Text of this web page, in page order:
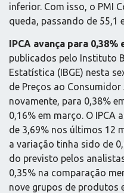
inferior. Com isso, o PMI
queda, passando de 55,1
IPCA avança para 0,38%
publicados pelo Instituto
Estatística (IBGE) nesta
de Preços ao Consumidor
novamente, para 0,38%
0,16% em março. O IPCA
de 3,69% nos últimos 12
a variação tinha sido de
do previsto pelos
0,35% na comparação
nove grupos de produtos